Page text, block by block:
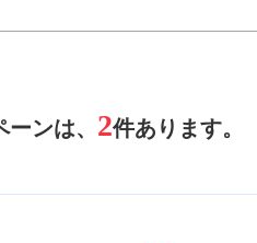
ンは、 2件あります。